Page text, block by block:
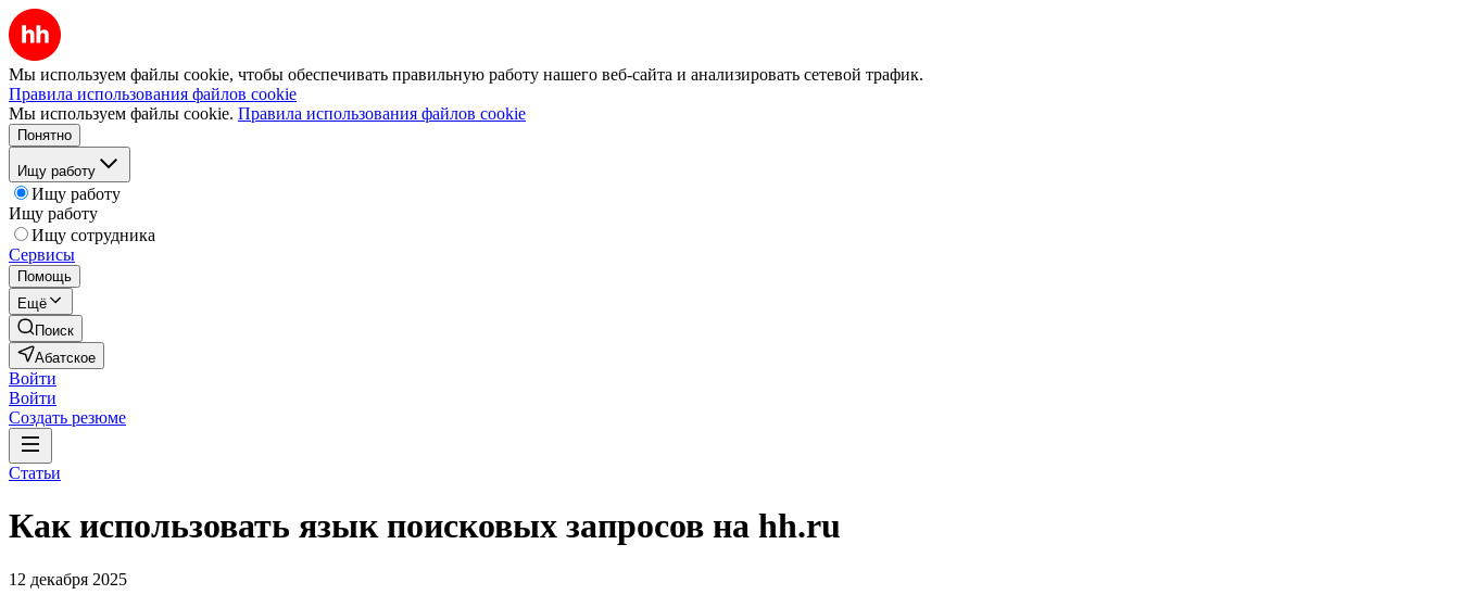
Мы используем файлы cookie, чтобы обеспечивать правильную работу нашего веб-сайта и анализировать сетевой трафик.
Правила использования файлов cookie
Мы используем файлы cookie. Правила использования файлов cookie
Понятно
Ищу работу
Ищу работу
Ищу работу
Ищу сотрудника
Сервисы
Помощь
Ещё
Поиск
Абатское
Войти
Войти
Создать резюме
Статьи
Как использовать язык поисковых запросов на hh.ru
12 декабря 2025